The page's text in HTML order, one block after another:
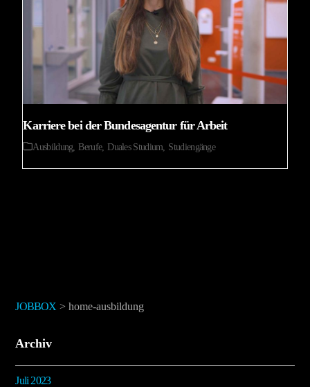
Karriere bei der Bundesagentur für Arbeit
Ausbildung Berufe, Duales Studium Studiengänge
JOBBOX > home-ausbildung
Archiv
Juli 2023